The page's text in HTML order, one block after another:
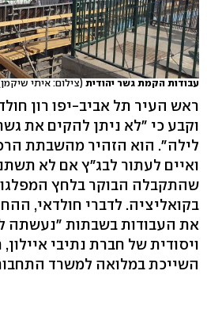
עבודות הקמת גשר יהודית(צילום: איתי
ראש העיר תל אביב-יפו רון
וקבע כי "לא ניתן להקים את
לילה". הוא הזהיר מהשבתת
ואיים לעתור לבג"ץ אם לא
שהתקבלה הבוקר בלחץ
בקואליציה. לדברי חולדאי,
את העבודות בשבתות "נעשתה
ויסודית של חברת נתיבי
השייכת במלואה למשרד